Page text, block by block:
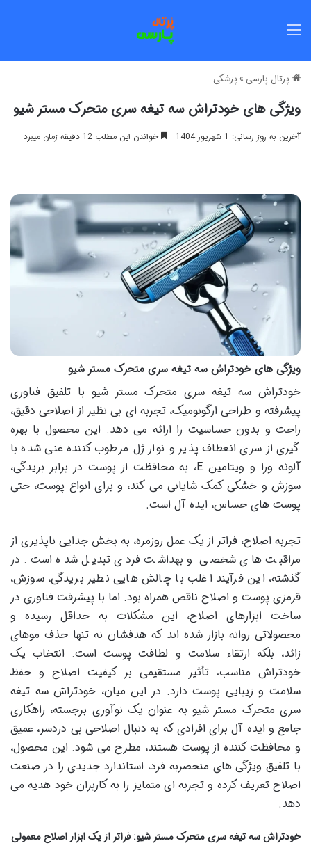
پرتال پارسی » پزشکی
ویژگی های خودتراش سه تیغه سری متحرک مستر شیو
آخرین به روز رسانی: 1 شهریور 1404 خواندن این مطلب 12 دقیقه زمان میبرد
ویژگی های خودتراش سه تیغه سری متحرک مستر شیو
خودتراش سه تیغه سری متحرک مستر شیو با تلفیق فناوری
پیشرفته و طراحی ارگونومیک، تجربه ای بی نظیر از اصلاحی دقیق،
راحت و بدون حساسیت را ارائه می دهد. این محصول با بهره
گیری از سری انعطاف پذیر و نوار ژل مرطوب کننده غنی شده با
آلوئه ورا و ویتامین E، به محافظت از پوست در برابر بریدگی،
سوزش و خشکی کمک شایانی می کند، و برای انواع پوست، حتی
پوست های حساس، ایده آل است.
تجربه اصلاح، فراتر از یک عمل روزمره، به بخش جدایی ناپذیری از
مراقبت های شخصی و بهداشت فردی تبدیل شده است. در
گذشته، این فرآیند اغلب با چالش هایی نظیر بریدگی، سوزش،
قرمزی پوست و اصلاح ناقص همراه بود. اما با پیشرفت فناوری در
ساخت ابزارهای اصلاح، این مشکلات به حداقل رسیده و
محصولاتی روانه بازار شده اند که هدفشان نه تنها حذف موهای
زائد، بلکه ارتقاء سلامت و لطافت پوست است. انتخاب یک
خودتراش مناسب، تأثیر مستقیمی بر کیفیت اصلاح و حفظ
سلامت و زیبایی پوست دارد. در این میان، خودتراش سه تیغه
سری متحرک مستر شیو به عنوان یک نوآوری برجسته، راهکاری
جامع و ایده آل برای افرادی که به دنبال اصلاحی بی دردسر، عمیق
و محافظت کننده از پوست هستند، مطرح می شود. این محصول،
با تلفیق ویژگی های منحصربه فرد، استاندارد جدیدی را در صنعت
اصلاح تعریف کرده و تجربه ای متمایز را به کاربران خود هدیه می
دهد.
خودتراش سه تیغه سری متحرک مستر شیو: فراتر از یک ابزار اصلاح معمولی